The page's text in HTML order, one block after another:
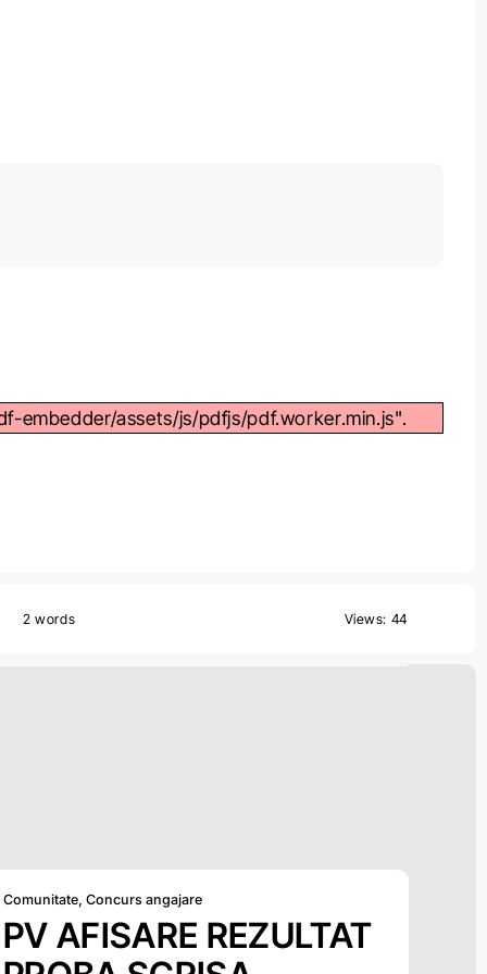
embedder/assets/js/pdfjs/pdf.worker.min.js".
2 words Views: 44
Comunitate ,Concurs angajare
PV AFISARE REZULTAT